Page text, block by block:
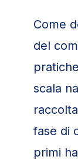
Come
del
scala
fase di
primi